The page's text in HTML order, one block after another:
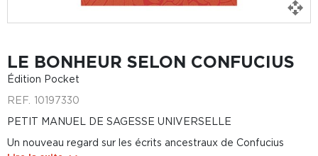
LE BONHEUR SELON CONFUCIUS
Édition Pocket
REF. 10197330
PETIT MANUEL DE SAGESSE UNIVERSELLE
Un nouveau regard sur les écrits ancestraux de Confucius